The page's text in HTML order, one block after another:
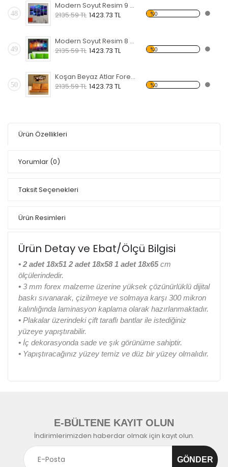
48
Modern Soyut Resim 9 Forex Tablo
2135.59 TL 1423.73 TL %0
49
Modern Soyut Resim 8 Forex Tablo
2135.59 TL 1423.73 TL %0
50
Koşan Beyaz Atlar Forex Tablo
2135.59 TL 1423.73 TL %0
Ürün Özellikleri
Yorumlar (0)
Taksit Seçenekleri
Ürün Resimleri
Ürün Detay ve Ebat/Ölçü Bilgisi
• 2 adet 18x51 2 adet 18x58 1 adet 18x65 cm
ölçülerindedir.
• 3 mm forex malzeme üzerine yüksek çözünürlüklü dijital
baskı sıvanarak, çizilmeye ve solmaya karşı 300 mikron
kalınlığında laminasyon kaplama olarak hazırlanmaktadır.
• Plakalar üzerindeki çift taraflı bantlar ile istediğiniz
yüzeye yapıştırabilir.
• İç dekorasyonda sade ve şık görünüme sahiptir.
• Yapıştıracağınız yüzey temiz ve düz bir yüzey olmalıdır.
E-BÜLTENE KAYIT OLUN
İndirimlerimizden haberdar olmak için kayıt olun.